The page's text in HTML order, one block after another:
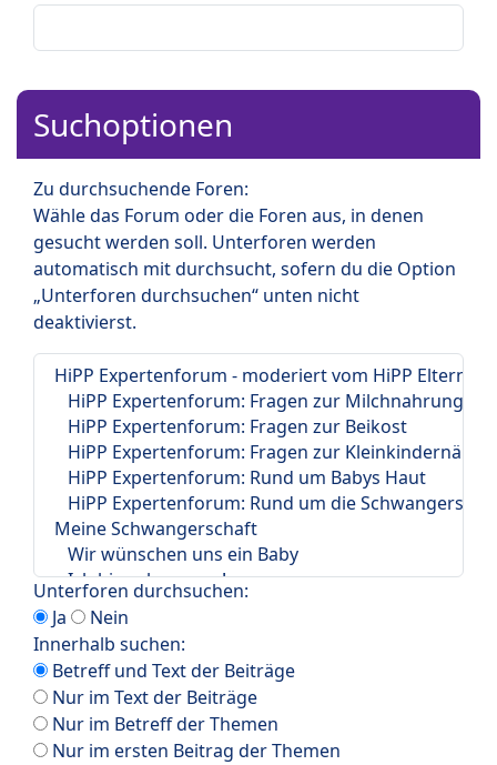
Suchoptionen
Zu durchsuchende Foren:
Wähle das Forum oder die Foren aus, in denen
gesucht werden soll. Unterforen werden
automatisch mit durchsucht, sofern du die Option
„Unterforen durchsuchen“ unten nicht
deaktivierst.
Unterforen durchsuchen:
Ja
Nein
Innerhalb suchen:
Betreff und Text der Beiträge
Nur im Text der Beiträge
Nur im Betreff der Themen
Nur im ersten Beitrag der Themen